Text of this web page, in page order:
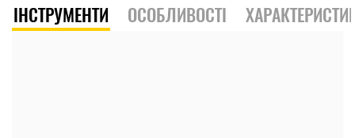
ІНСТРУМЕНТИ ОСОБЛИВОСТІ